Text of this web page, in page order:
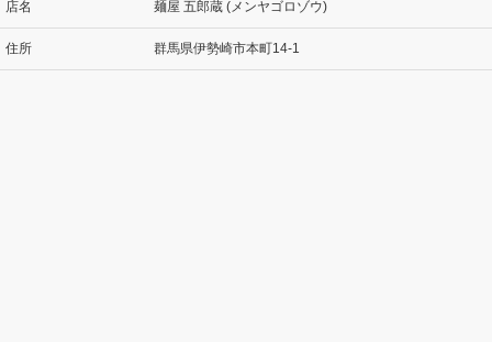
店名 麺屋 五郎蔵 (メンヤゴロゾウ)
住所 群馬県伊勢崎市本町14-1